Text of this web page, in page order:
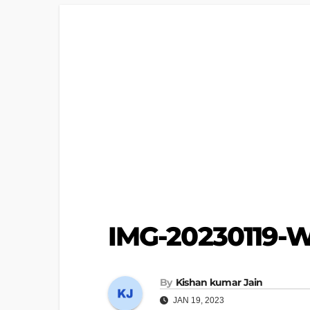
IMG-20230119-
By Kishan kumar Jain
JAN 19, 2023